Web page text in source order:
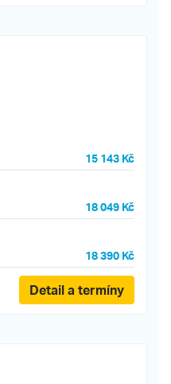
15 143 Kč
18 049 Kč
18 390 Kč
Detail a termíny